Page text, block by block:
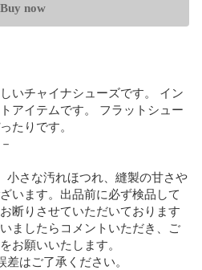
Buy now
いチャイナシューズです。 イン
アイテムです。 フラットシュー
たりです。
小さな汚れほつれ、縫製の甘さや
います。出品前に必ず検品して
断りさせていただいております
ましたらコメントいただき、ご
お願いいたします。
はご了承ください。